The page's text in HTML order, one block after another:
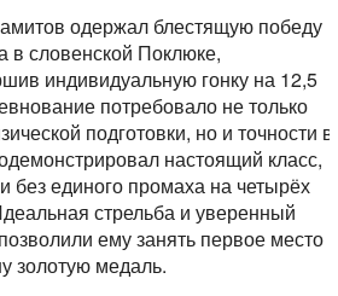
одержал блестящую победу
в словенской Поклюке,
индивидуальную гонку на 12,5
потребовало не только
подготовки, но и точности в
настоящий класс,
без единого промаха на четырёх
стрельба и уверенный
ему занять первое место
золотую медаль.